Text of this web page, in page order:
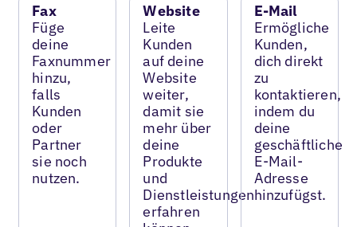
Fax
Füge
deine
Faxnummer
hinzu,
falls
Kunden
oder
Partner
sie noch
nutzen.
Website
Leite
Kunden
auf deine
Website
weiter,
damit sie
mehr über
deine
Produkte
und
Dienstleistungen
erfahren
E-Mail
Ermögliche
Kunden,
dich direkt
zu
kontaktieren,
indem du
deine
geschäftliche
E-Mail-
Adresse
hinzufügst.